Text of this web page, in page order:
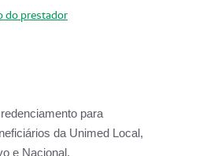
do prestador
para
da Unimed Local,
e Nacional.